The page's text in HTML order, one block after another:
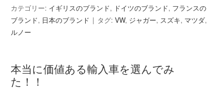
カテゴリー: イギリスのブランド, ドイツのブランド, フランスの
ブランド, 日本のブランド タグ:VW, ジャガー, スズキ, マツダ,
ルノー
本当に価値ある輸入車を選んでみ
た！！